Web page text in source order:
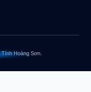
Hoàng Sơn.